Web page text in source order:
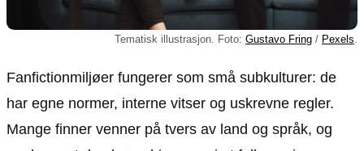
Tematisk illustrasjon. Foto: Gustavo Fring / Pexels
Fanfictionmiljøer fungerer som små subkulturer: de
har egne normer, interne vitser og uskrevne regler.
Mange finner venner på tvers av land og språk, og